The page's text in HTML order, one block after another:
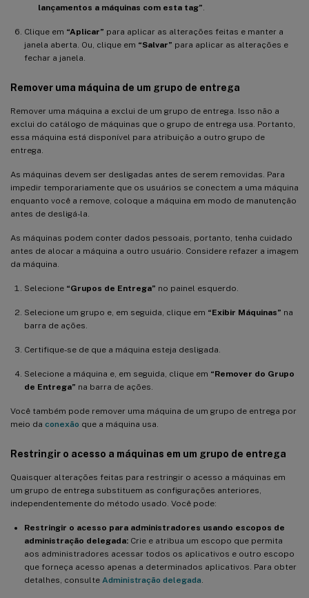
lançamentos a máquinas com esta tag”
Clique em “Aplicar” para aplicar as alterações feitas e manter a
janela aberta. Ou, clique em “Salvar” para aplicar as alterações e
fechar a janela.
Remover uma máquina de um grupo de entrega
Remover uma máquina a exclui de um grupo de entrega. Isso não a
exclui do catálogo de máquinas que o grupo de entrega usa. Portanto,
essa máquina está disponível para atribuição a outro grupo de
entrega.
As máquinas devem ser desligadas antes de serem removidas. Para
impedir temporariamente que os usuários se conectem a uma máquina
enquanto você a remove, coloque a máquina em modo de manutenção
antes de desligá-la.
As máquinas podem conter dados pessoais, portanto, tenha cuidado
antes de alocar a máquina a outro usuário. Considere refazer a imagem
da máquina.
Selecione “Grupos de Entrega” no painel esquerdo.
Selecione um grupo e, em seguida, clique em “Exibir Máquinas” na
barra de ações.
Certifique-se de que a máquina esteja desligada.
Selecione a máquina e, em seguida, clique em “Remover do Grupo
de Entrega” na barra de ações.
Você também pode remover uma máquina de um grupo de entrega por
meio da conexão que a máquina usa.
Restringir o acesso a máquinas em um grupo de entrega
Quaisquer alterações feitas para restringir o acesso a máquinas em
um grupo de entrega substituem as configurações anteriores,
independentemente do método usado. Você pode:
Restringir o acesso para administradores usando escopos de
administração delegada: Crie e atribua um escopo que permita
aos administradores acessar todos os aplicativos e outro escopo
que forneça acesso apenas a determinados aplicativos. Para obter
detalhes, consulte Administração delegada